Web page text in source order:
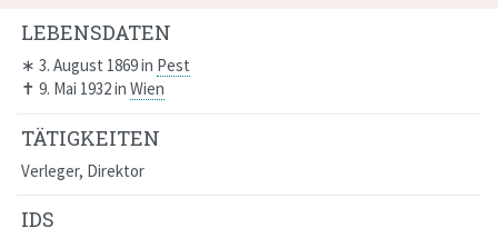
LEBENSDATEN
∗ 3. August 1869in Pest
✝ 9. Mai 1932in Wien
TÄTIGKEITEN
Verleger, Direktor
IDS